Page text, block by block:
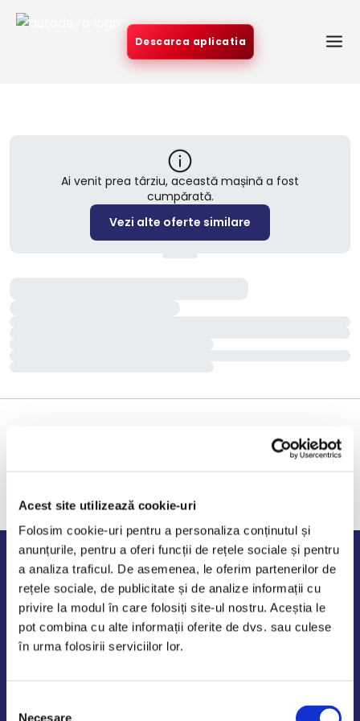
Acest site utilizează cookie-uri
Folosim cookie-uri pentru a personaliza conținutul și
anunțurile, pentru a oferi funcții de rețele sociale și pentru
a analiza traficul. De asemenea, le oferim partenerilor de
rețele sociale, de publicitate și de analize informații cu
privire la modul în care folosiți site-ul nostru. Aceștia le
pot combina cu alte informații oferite de dvs. sau culese
în urma folosirii serviciilor lor.
Necesare
Descarca aplicatia
Ai venit prea târziu, această mașină a fost
cumpărată.
Vezi alte oferte similare
Program de lucru
Luni - Vineri: 09:00-18:00
Sambata - Duminica: 10:00-14:00